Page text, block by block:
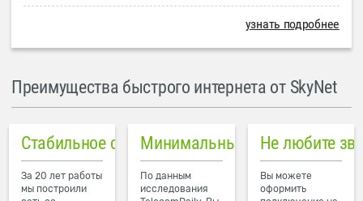
узнать подробнее
Преимущества быстрого интернета от SkyNet
Стабильное соединение
За 20 лет работы
мы построили
Минимальный пинг в городе
По данным
исследования
Не любите
Вы можете
оформить